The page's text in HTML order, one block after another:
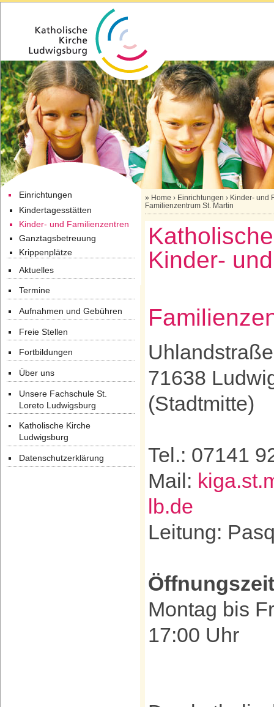
Einrichtungen
Kindertagesstätten
Kinder- und Familienzentren
Ganztagsbetreuung
Krippenplätze
Aktuelles
Termine
Aufnahmen und Gebühren
Freie Stellen
Fortbildungen
Über uns
Unsere Fachschule St.
Loreto Ludwigsburg
Katholische Kirche
Ludwigsburg
Datenschutzerklärung
» Home › Einrichtungen › Kinder- und
Familienzentrum St. Martin
Kinder- und
71638
(Stadtmitte)
Tel.: 07141
Mail:
lb.de
Leitung:
Montag bis
17:00 Uhr